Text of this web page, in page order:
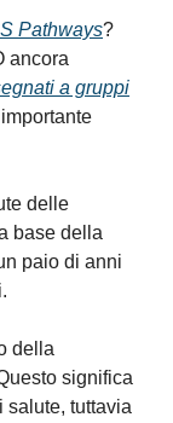
Pathways?
ancora
a gruppi
delle
base della
paio di anni
della
significa
salute, tuttavia